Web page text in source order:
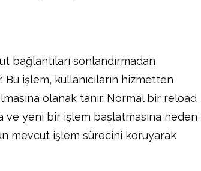
bağlantıları sonlandırmadan
Bu işlem, kullanıcıların hizmetten
olanak tanır. Normal bir reload
ve yeni bir işlem başlatmasına neden
mevcut işlem sürecini koruyarak